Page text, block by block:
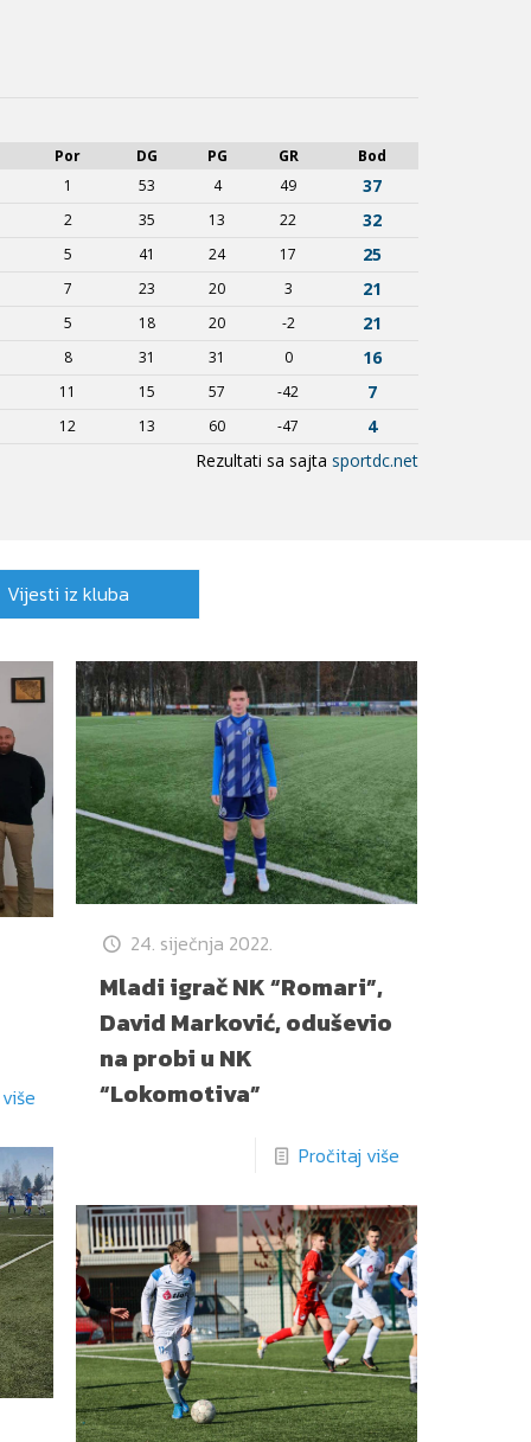
Vijesti iz kluba
24. siječnja 2022.
Mladi igrač NK “Romari”,
David Marković, oduševio
na probi u NK
“Lokomotiva”
Pročitaj više